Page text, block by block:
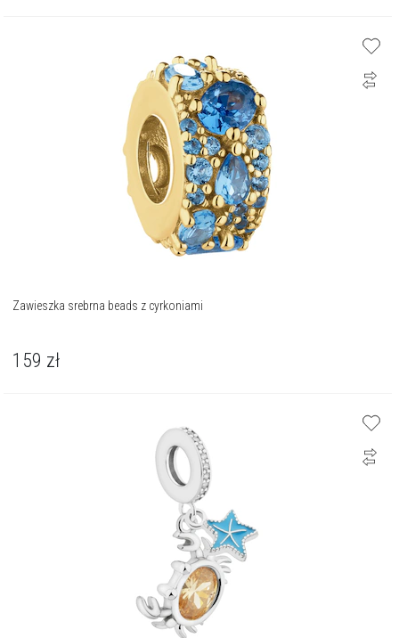
Zawieszka srebrna beads z cyrkoniami
159 zł